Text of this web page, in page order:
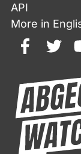
API
More in
facebook